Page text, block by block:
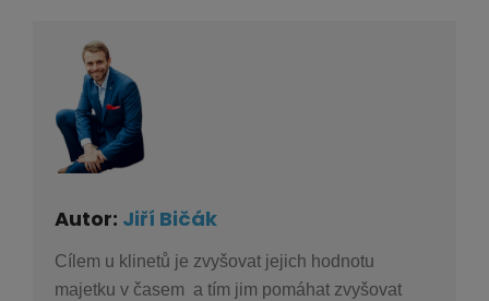
Autor: Jiří Bičák
Cílem u klinetů je zvyšovat jejich hodnotu
majetku v časem a tím jim pomáhat zvyšovat